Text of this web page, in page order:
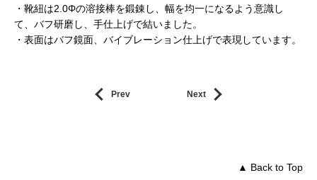
・靴紐は2.0Φの溶接棒を鍛錬し、幅を均一になるよう意識し
て、バフ研磨し、手仕上げで結いました。
・表面はバフ鏡面、バイブレーション仕上げで表現しています。
Prev Next
▲ Back to Top